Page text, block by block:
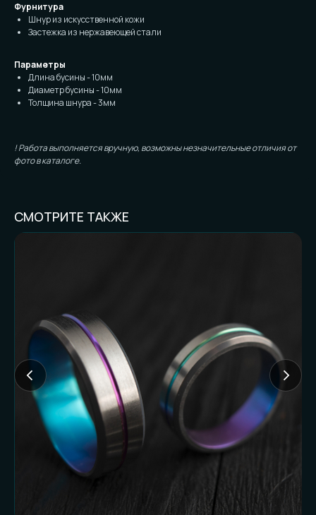
Фурнитура
Шнур из искусственной кожи
Застежка из нержавеющей стали
Параметры
Длина бусины - 10мм
Диаметр бусины - 10мм
Толщина шнура - 3мм
! Работа выполняется вручную, возможны незначительные отличия от
фото в каталоге.
СМОТРИТЕ ТАКЖЕ
Частые вопросы (и честные
ответы):
К ЗАКАЗУ
Доставляете ли
наложенным
платежом?
наш принцип и защита от недоразумений